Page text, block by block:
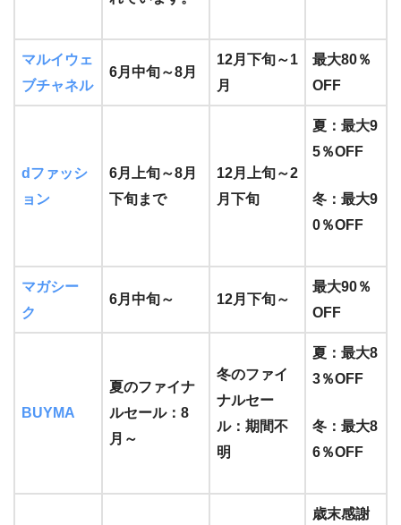
マルイ ウェ
ブチャネル
6月中旬～8月
12月下旬～1
月
最大80％
OFF
dファッシ
ョン
6月上旬～8月
下旬まで
12月上旬～2
月下旬
夏：最大9
5％OFF
冬：最大9
0％OFF
マガシー
ク
6月中旬～ 12月下旬～
最大90％
OFF
BUYMA
夏のファイナ
ルセール：8
月～
冬のファイ
ナルセー
ル：期間不
明
夏：最大8
3％OFF
冬：最大8
6％OFF
歳末感謝